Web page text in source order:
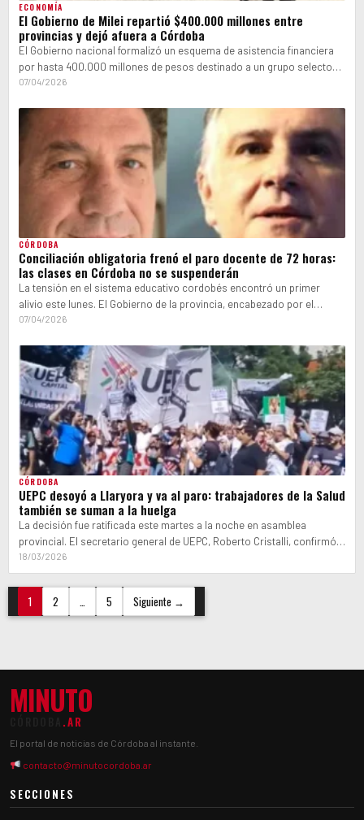
ECONOMÍA
El Gobierno de Milei repartió $400.000 millones entre
provincias y dejó afuera a Córdoba
El Gobierno nacional formalizó un esquema de asistencia financiera
por hasta 400.000 millones de pesos destinado a un grupo selecto
de provincias…
07/04/2026
CÓRDOBA
Conciliación obligatoria frenó el paro docente de 72 horas:
las clases en Córdoba no se suspenderán
La tensión en el sistema educativo cordobés encontró un primer
alivio este lunes. El Gobierno de la provincia, encabezado por el
gobernador…
07/04/2026
CÓRDOBA
UEPC desoyó a Llaryora y va al paro: trabajadores de la Salud
también se suman a la huelga
La decisión fue ratificada este martes a la noche en asamblea
provincial. El secretario general de UEPC, Roberto Cristalli, confirmó a
Cadena…
18/03/2026
Paginación
1 2 … 5 Siguiente →
MINUTO
.AR
El portal de noticias de Córdoba al instante.
contacto@minutocordoba.ar
SECCIONES